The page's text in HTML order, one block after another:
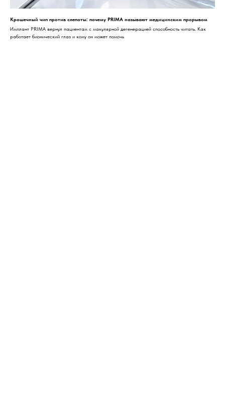
Крошечный чип против слепоты: почему PRIMA называют медицинским прорывом
Имплант PRIMA вернул пациентам с макулярной дегенерацией способность читать. Как
работает бионический глаз и кому он может помочь